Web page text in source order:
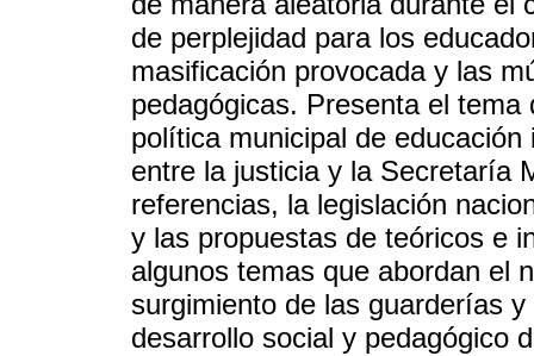
de perplejidad para los
masificación provocada y las
pedagógicas. Presenta el
política municipal de
entre la justicia y la Secretaría
referencias, la legislación
y las propuestas de teóricos e
algunos temas que abordan el
surgimiento de las guarderías
desarrollo social y pedagógico